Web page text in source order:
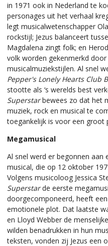
in 1971 ook in Nederland te
personages uit het verhaal
legt musicalwetenschapper
rockstijl; Jezus balanceert
Magdalena zingt folk; en
volk worden gekenmerkd
musicalmuziekstijlen. Al snel
Pepper's Lonely Hearts Club
stootte als ‘s werelds best
Superstarbewees zo dat het
muziek, rock en musical te
toegankelijk is voor een groot
Megamusical
Al snel werd er begonnen aan
musical, die op 12 oktober
Volgens musicoloog Jessica
Superstarde eerste
doorgecomponeerd, heeft
emotionele plot. Dat laatste
en Lloyd Webber de
wilden benadrukken in hun
teksten, vonden zij Jezus een